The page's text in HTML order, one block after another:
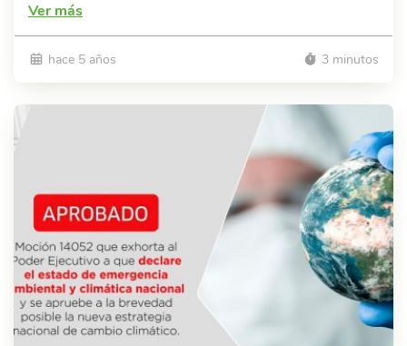
Ver más
hace 5 años 3 minutos